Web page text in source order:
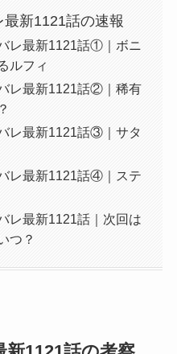
新1121話の速報
レ最新1121話①｜ボニ
ルフィ
レ最新1121話②｜稀有
レ最新1121話③｜サタ
レ最新1121話④｜ステ
レ最新1121話｜次回は
つ？